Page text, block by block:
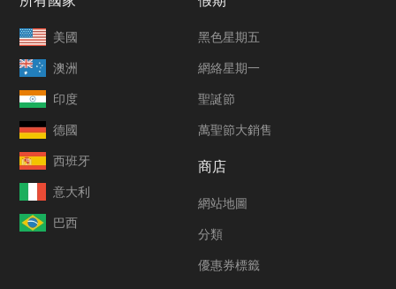
美國
澳洲
印度
德國
西班牙
意大利
巴西
黑色星期五
網絡星期一
聖誕節
萬聖節大銷售
商店
網站地圖
分類
優惠券標籤